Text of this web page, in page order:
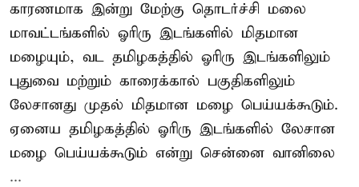
காரணமாக இன்று மேற்கு தொடர்ச்சி மலை
மாவட்டங்களில் ஓரிரு இடங்களில் மிதமான
மழையும், வட தமிழகத்தில் ஓரிரு இடங்களிலும்
புதுவை மற்றும் காரைக்கால் பகுதிகளிலும்
லேசானது முதல் மிதமான மழை பெய்யக்கூடும்.
ஏனைய தமிழகத்தில் ஓரிரு இடங்களில் லேசான
மழை பெய்யக்கூடும் என்று சென்னை வானிலை
...